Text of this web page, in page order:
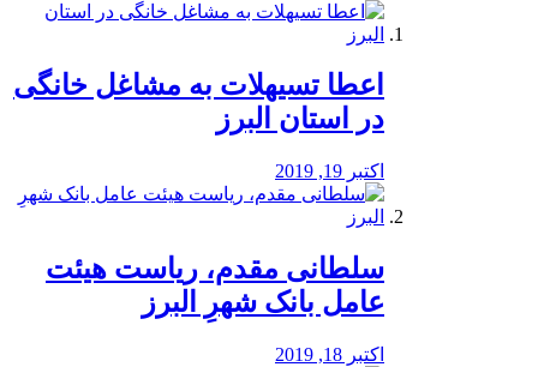
️اعطا تسیهلات به مشاغل خانگی
در استان البرز
اکتبر 19, 2019
سلطانی مقدم، ریاست هیئت
عامل بانک شهرِ البرز
اکتبر 18, 2019